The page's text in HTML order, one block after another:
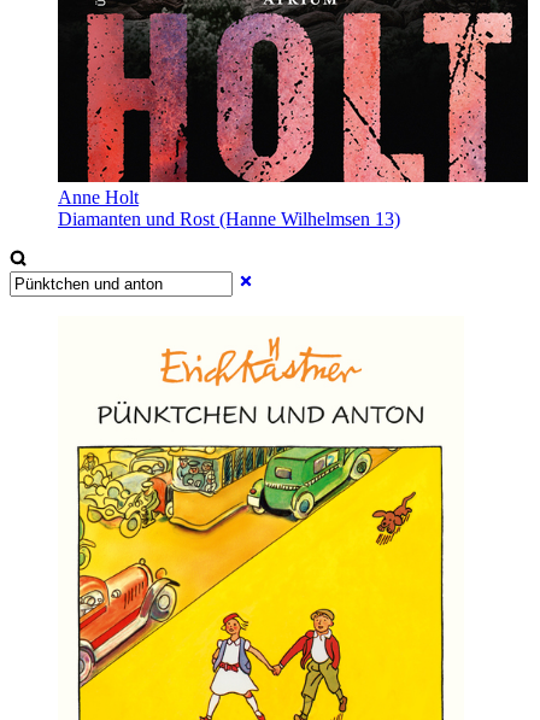
Anne Holt
Diamanten und Rost (Hanne Wilhelmsen 13)